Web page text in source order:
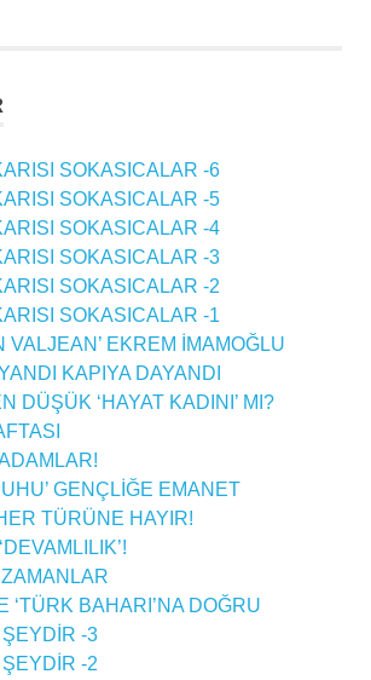
SOKASICALAR -6
SOKASICALAR -5
SOKASICALAR -4
SOKASICALAR -3
SOKASICALAR -2
SOKASICALAR -1
VALJEAN’ EKREM İMAMOĞLU
KAPIYA DAYANDI
DÜŞÜK ‘HAYAT KADINI’ MI?
GENÇLİĞE EMANET
TÜRÜNE HAYIR!
‘TÜRK BAHARI’NA DOĞRU
-3
-2